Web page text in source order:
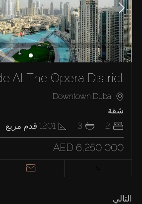
At The Opera District
Downtown Dubai
شقة
2
3
1201 قدم مربع
AED 6,250,000
التالي